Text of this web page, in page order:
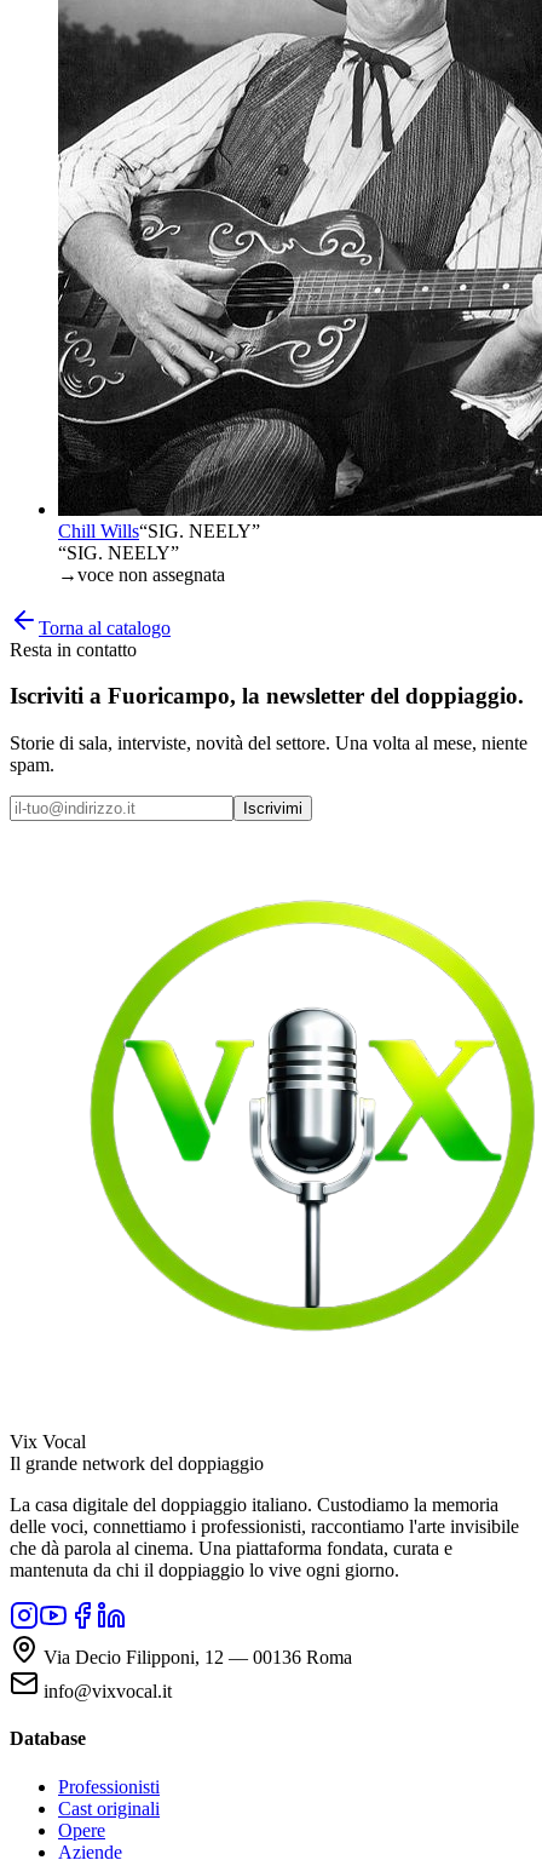
Chill Wills“SIG. NEELY”
“SIG. NEELY”
→voce non assegnata
Torna al catalogo
Resta in contatto
Iscriviti a Fuoricampo, la newsletter del doppiaggio.
Storie di sala, interviste, novità del settore. Una volta al mese, niente
spam.
Iscrivimi
Vix Vocal
Il grande network del doppiaggio
La casa digitale del doppiaggio italiano. Custodiamo la memoria
delle voci, connettiamo i professionisti, raccontiamo l'arte invisibile
che dà parola al cinema. Una piattaforma fondata, curata e
mantenuta da chi il doppiaggio lo vive ogni giorno.
Via Decio Filipponi, 12 — 00136 Roma
info@vixvocal.it
Database
Professionisti
Cast originali
Opere
Aziende